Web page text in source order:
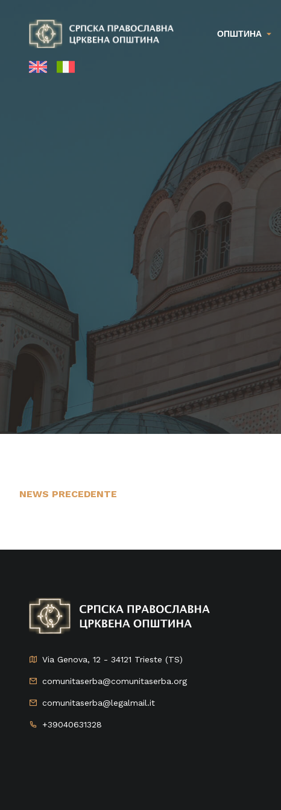
ОПШТИНА
NEWS PRECEDENTE
Via Genova, 12 - 34121 Trieste (TS)
comunitaserba@comunitaserba.org
comunitaserba@legalmail.it
+39040631328